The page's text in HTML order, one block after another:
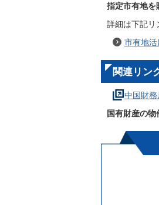
指定市有地を
詳細は下記リ
市有地
関連リン
中国財
国有財産の物